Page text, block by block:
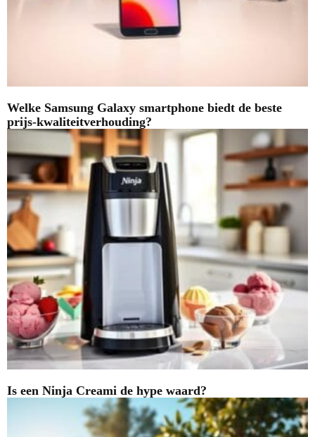
Welke Samsung Galaxy smartphone biedt de beste
prijs-kwaliteitverhouding?
Is een Ninja Creami de hype waard?